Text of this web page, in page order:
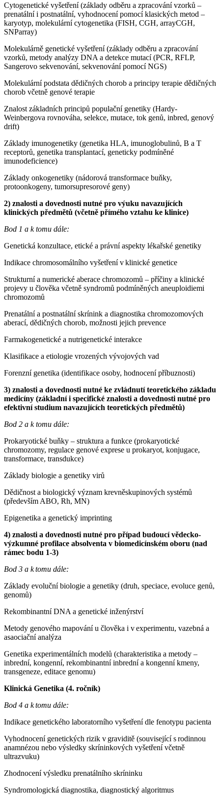
Cytogenetické vyšetření (základy odběru a zpracování vzorků –
prenatální i postnatální, vyhodnocení pomocí klasických metod –
karyotyp, molekulární cytogenetika (FISH, CGH, arrayCGH,
SNParray)
Molekulárně genetické vyšetření (základy odběru a zpracování
vzorků, metody analýzy DNA a detekce mutací (PCR, RFLP,
Sangerovo sekvenování, sekvenování pomocí NGS)
Molekulární podstata dědičných chorob a principy terapie dědičných
chorob včetně genové terapie
Znalost základních principů populační genetiky (Hardy-
Weinbergova rovnováha, selekce, mutace, tok genů, inbred, genový
drift)
Základy imunogenetiky (genetika HLA, imunoglobulinů, B a T
receptorů, genetika transplantací, geneticky podmíněné
imunodeficience)
Základy onkogenetiky (nádorová transformace buňky,
protoonkogeny, tumorsupresorové geny)
2) znalosti a dovednosti nutné pro výuku navazujících
klinických předmětů (včetně přímého vztahu ke klinice)
Bod 1 a k tomu dále:
Genetická konzultace, etické a právní aspekty lékařské genetiky
Indikace chromosomálního vyšetření v klinické genetice
Strukturní a numerické aberace chromozomů – příčiny a klinické
projevy u člověka včetně syndromů podmíněných aneuploidiemi
chromozomů
Prenatální a postnatální skrínink a diagnostika chromozomových
aberací, dědičných chorob, možnosti jejich prevence
Farmakogenetické a nutrigenetické interakce
Klasifikace a etiologie vrozených vývojových vad
Forenzní genetika (identifikace osoby, hodnocení příbuznosti)
3) znalosti a dovednosti nutné ke zvládnutí teoretického základu
medicíny (základní i specifické znalosti a dovednosti nutné pro
efektivní studium navazujících teoretických předmětů)
Bod 2 a k tomu dále:
Prokaryotické buňky – struktura a funkce (prokaryotické
chromozomy, regulace genové exprese u prokaryot, konjugace,
transformace, transdukce)
Základy biologie a genetiky virů
Dědičnost a biologický význam krevněskupinových systémů
(především ABO, Rh, MN)
Epigenetika a genetický imprinting
4) znalosti a dovednosti nutné pro případ budoucí vědecko-
výzkumné profilace absolventa v biomedicínském oboru (nad
rámec bodu 1-3)
Bod 3 a k tomu dále:
Základy evoluční biologie a genetiky (druh, speciace, evoluce genů,
genomů)
Rekombinantní DNA a genetické inženýrství
Metody genového mapování u člověka i v experimentu, vazebná a
asaociační analýza
Genetika experimentálních modelů (charakteristika a metody –
inbrední, kongenní, rekombinantní inbrední a kongenní kmeny,
transgeneze, editace genomu)
Klinická Genetika (4. ročník)
Bod 4 a k tomu dále:
Indikace genetického laboratorního vyšetření dle fenotypu pacienta
Vyhodnocení genetických rizik v graviditě (související s rodinnou
anamnézou nebo výsledky skríninkových vyšetření včetně
ultrazvuku)
Zhodnocení výsledku prenatálního skríninku
Syndromologická diagnostika, diagnostický algoritmus